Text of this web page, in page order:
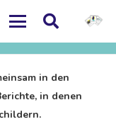
in den
in denen